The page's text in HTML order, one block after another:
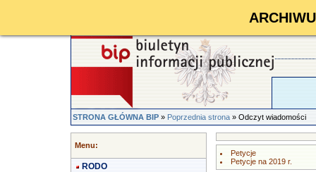
STRONA GŁÓWNA BIP»Poprzednia strona» Odczyt wiadomości
Menu:
RODO
Petycje
Petycje na 2019 r.